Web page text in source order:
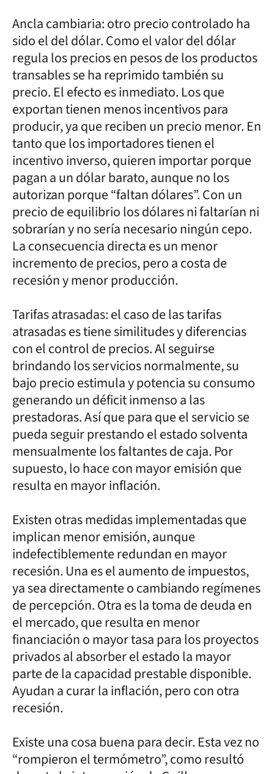
Ancla cambiaria: otro precio controlado ha
sido el del dólar. Como el valor del dólar
regula los precios en pesos de los productos
transables se ha reprimido también su
precio. El efecto es inmediato. Los que
exportan tienen menos incentivos para
producir, ya que reciben un precio menor. En
tanto que los importadores tienen el
incentivo inverso, quieren importar porque
pagan a un dólar barato, aunque no los
autorizan porque “faltan dólares”. Con un
precio de equilibrio los dólares ni faltarían ni
sobrarían y no sería necesario ningún cepo.
La consecuencia directa es un menor
incremento de precios, pero a costa de
recesión y menor producción.
Tarifas atrasadas: el caso de las tarifas
atrasadas es tiene similitudes y diferencias
con el control de precios. Al seguirse
brindando los servicios normalmente, su
bajo precio estimula y potencia su consumo
generando un déficit inmenso a las
prestadoras. Así que para que el servicio se
pueda seguir prestando el estado solventa
mensualmente los faltantes de caja. Por
supuesto, lo hace con mayor emisión que
resulta en mayor inflación.
Existen otras medidas implementadas que
implican menor emisión, aunque
indefectiblemente redundan en mayor
recesión. Una es el aumento de impuestos,
ya sea directamente o cambiando regímenes
de percepción. Otra es la toma de deuda en
el mercado, que resulta en menor
financiación o mayor tasa para los proyectos
privados al absorber el estado la mayor
parte de la capacidad prestable disponible.
Ayudan a curar la inflación, pero con otra
recesión.
Existe una cosa buena para decir. Esta vez no
“rompieron el termómetro”, como resultó